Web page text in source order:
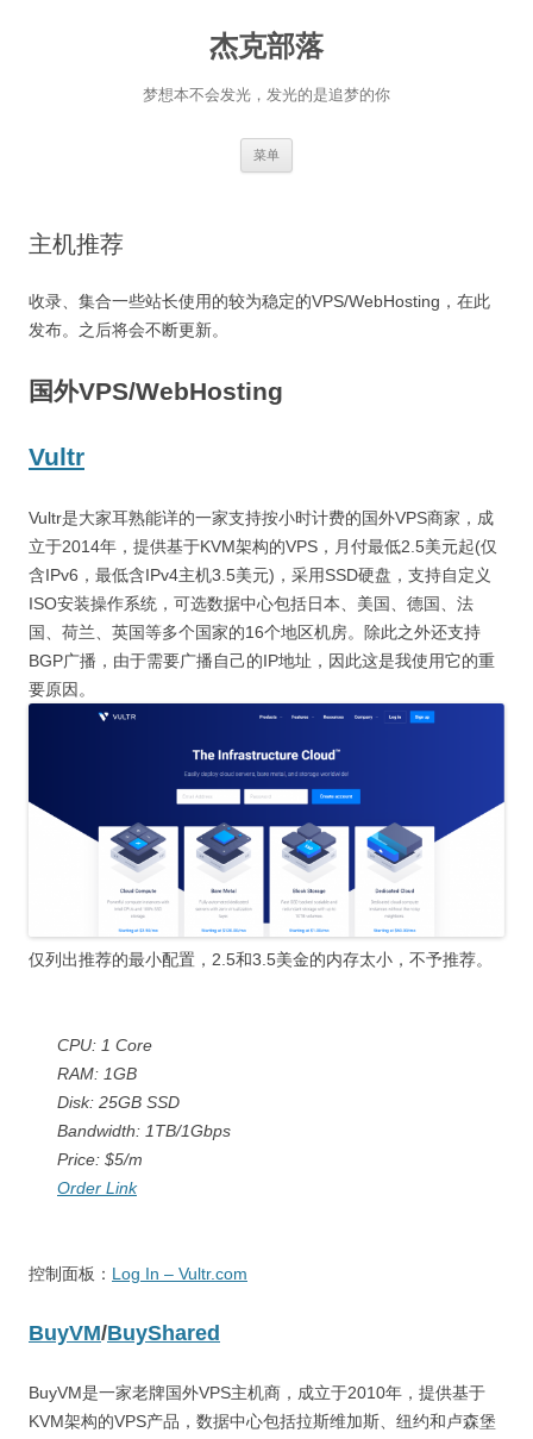
杰克部落
梦想本不会发光，发光的是追梦的你
菜单
主机推荐
收录、集合一些站长使用的较为稳定的VPS/WebHosting，在此
发布。之后将会不断更新。
国外VPS/WebHosting
Vultr
Vultr是大家耳熟能详的一家支持按小时计费的国外VPS商家，成
立于2014年，提供基于KVM架构的VPS，月付最低2.5美元起(仅
含IPv6，最低含IPv4主机3.5美元)，采用SSD硬盘，支持自定义
ISO安装操作系统，可选数据中心包括日本、美国、德国、法
国、荷兰、英国等多个国家的16个地区机房。除此之外还支持
BGP广播，由于需要广播自己的IP地址，因此这是我使用它的重
要原因。
仅列出推荐的最小配置，2.5和3.5美金的内存太小，不予推荐。
CPU: 1 Core
RAM: 1GB
Disk: 25GB SSD
Bandwidth: 1TB/1Gbps
Price: $5/m
Order Link
控制面板： Log In – Vultr.com
BuyVM/BuyShared
BuyVM是一家老牌国外VPS主机商，成立于2010年，提供基于
KVM架构的VPS产品，数据中心包括拉斯维加斯、纽约和卢森堡